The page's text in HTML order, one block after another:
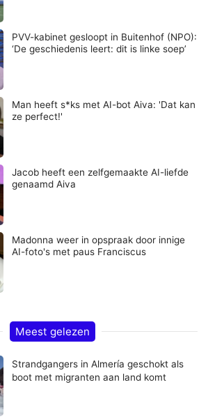
PVV-kabinet gesloopt in Buitenhof (NPO):
‘De geschiedenis leert: dit is linke soep’
Man heeft s*ks met AI-bot Aiva: 'Dat kan
ze perfect!'
Jacob heeft een zelfgemaakte AI-liefde
genaamd Aiva
Madonna weer in opspraak door innige
AI-foto's met paus Franciscus
Meest gelezen
Strandgangers in Almería geschokt als
boot met migranten aan land komt